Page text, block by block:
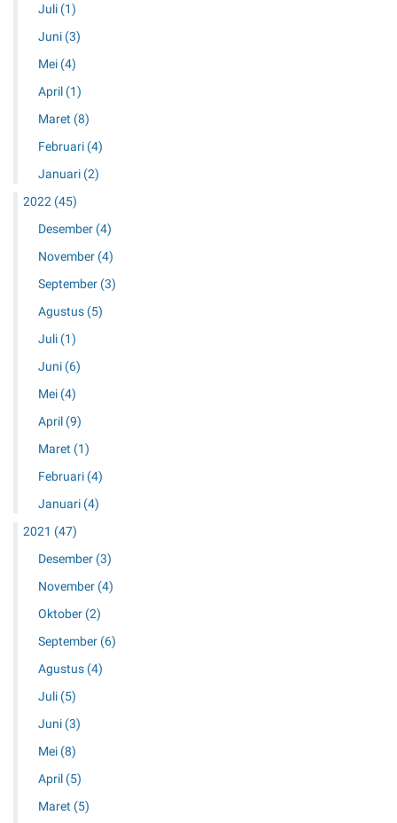
Juli (1)
Juni (3)
Mei (4)
April (1)
Maret (8)
Februari (4)
Januari (2)
2022 (45)
Desember (4)
November (4)
September (3)
Agustus (5)
Juli (1)
Juni (6)
Mei (4)
April (9)
Maret (1)
Februari (4)
Januari (4)
2021 (47)
Desember (3)
November (4)
Oktober (2)
September (6)
Agustus (4)
Juli (5)
Juni (3)
Mei (8)
April (5)
Maret (5)